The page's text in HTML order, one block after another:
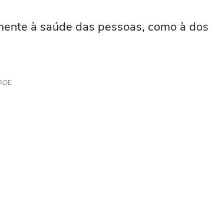
à saúde das pessoas, como à dos